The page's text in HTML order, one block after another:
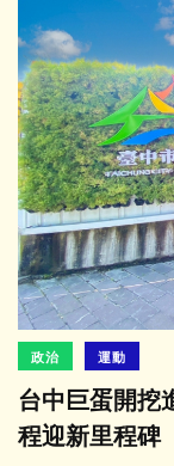
政治 運動
台中巨蛋開挖
程迎新里程碑